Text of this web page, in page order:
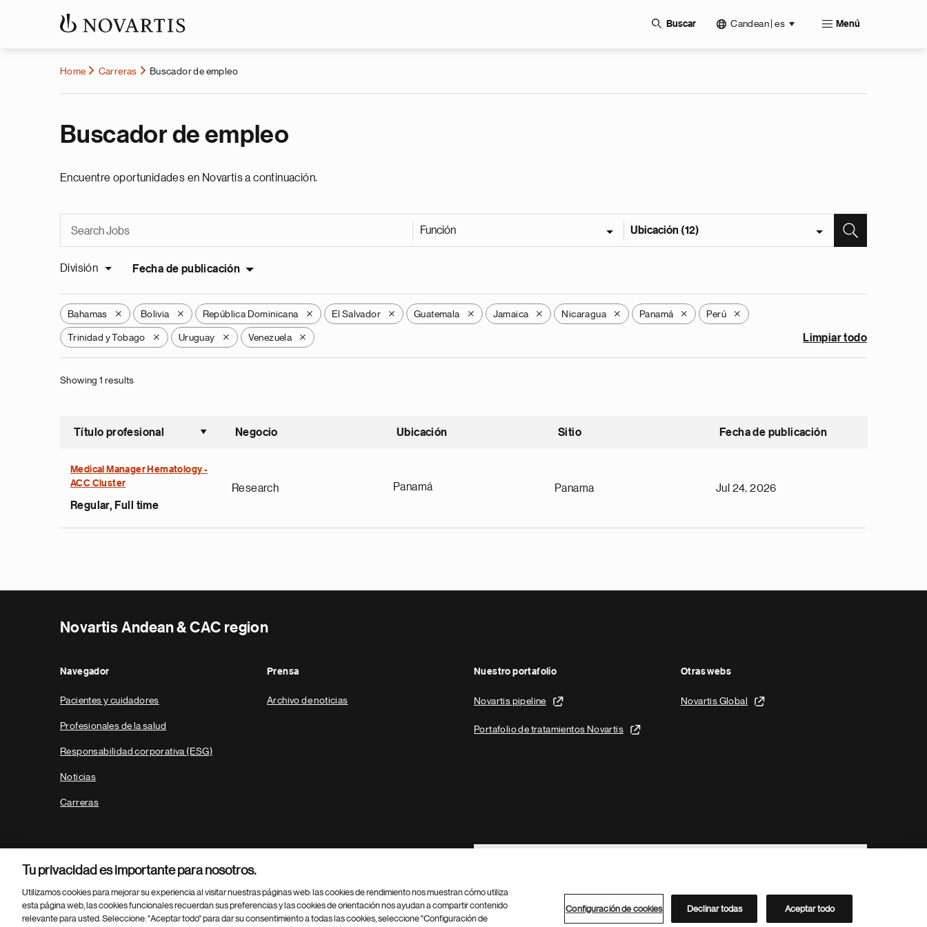
Buscar Candean | es Menú
Home Carreras Buscador de empleo
Buscador de empleo
Encuentre oportunidades en Novartis a continuación.
Función Ubicación (12)
División Fecha de publicación
Bahamas X Bolivia X República Dominicana X El Salvador X Guatemala X Jamaica X Nicaragua X Panamá X Perú X
Trinidad y Tobago X Uruguay X Venezuela X Limpiar todo
Showing 1 results
Título profesional
Ordenar ascendente
Negocio Ubicación Sitio Fecha de publicación
Medical Manager Hematology -
ACC Cluster
Regular, Full time
Research Panamá Panama Jul 24, 2026
Novartis Andean & CAC region
Navegador
Pacientes y cuidadores
Profesionales de la salud
Responsabilidad corporativa (ESG)
Noticias
Carreras
Prensa
Archivo de noticias
Nuestro portafolio
Novartis pipeline
Portafolio de tratamientos Novartis
Otras webs
Novartis Global
Footer Site Search
Parte
© 2026 Novartis AG Directorio de Novartis
Tu privacidad es importante para nosotros.
Utilizamos cookies para mejorar su experiencia al visitar nuestras páginas web: las cookies de rendimiento nos muestran cómo utiliza
esta página web, las cookies funcionales recuerdan sus preferencias y las cookies de orientación nos ayudan a compartir contenido
relevante para usted. Seleccione: "Aceptar todo" para dar su consentimiento a todas las cookies, seleccione "Configuración de
Configuración de cookies Declinar todas Aceptar todo